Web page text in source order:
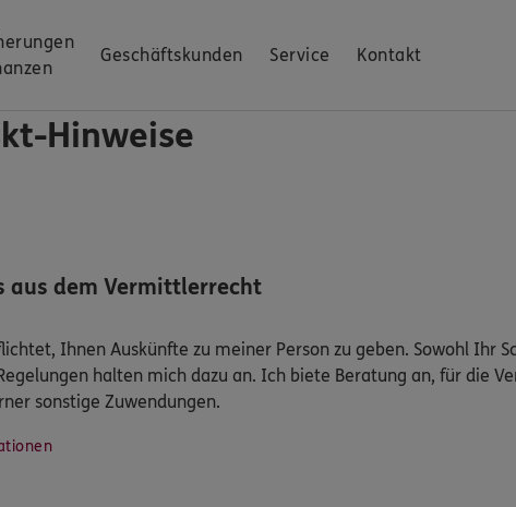
Geschäftskunden Service Kontakt
Hinweise
aus dem Vermittlerrecht
Ihnen Auskünfte zu meiner Person zu geben. Sowohl Ihr
halten mich dazu an. Ich biete Beratung an, für die
sonstige Zuwendungen.